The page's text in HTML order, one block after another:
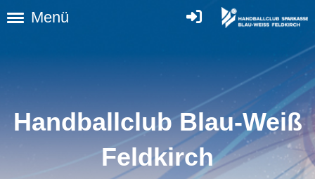
Menü
Handballclub Blau-Weiß
Feldkirch